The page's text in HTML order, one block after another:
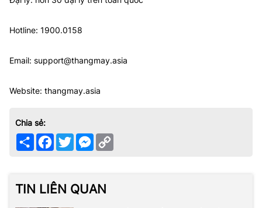
Hotline: 1900.0158
Email: support@thangmay.asia
Website: thangmay.asia
Chia sẻ:
Share Facebook
TwitterMessenger
TIN LIÊN QUAN